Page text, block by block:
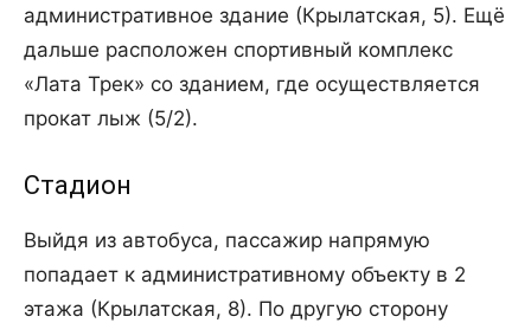
административное здание (Крылатская, 5). Ещё
дальше расположен спортивный комплекс
«Лата Трек» со зданием, где осуществляется
прокат лыж (5/2).
Стадион
Выйдя из автобуса, пассажир напрямую
попадает к административному объекту в 2
этажа (Крылатская, 8). По другую сторону